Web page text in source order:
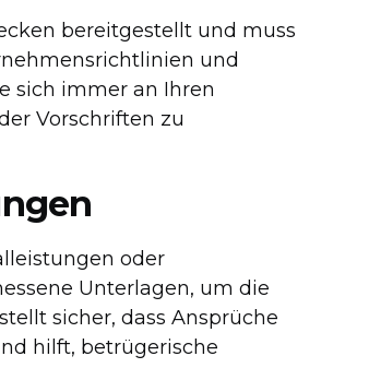
bereitgestellt und muss
und
sich immer an Ihren
Vorschriften zu
oder
Unterlagen, um die
sicher, dass Ansprüche
hilft, betrügerische